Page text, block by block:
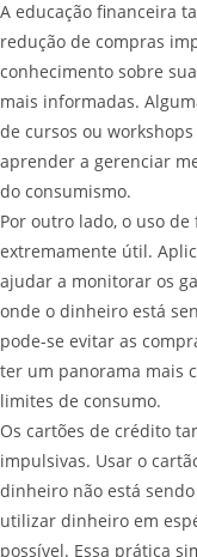
A educação financeira
redução de compras
conhecimento sobre
mais informadas.
de cursos ou
aprender a gerenciar
do consumismo.
Por outro lado, o uso
extremamente útil.
ajudar a monitorar os
onde o dinheiro está
pode-se evitar as
ter um panorama mais
limites de consumo.
Os cartões de crédito
impulsivas. Usar o
dinheiro não está sendo
utilizar dinheiro em
possível. Essa prática